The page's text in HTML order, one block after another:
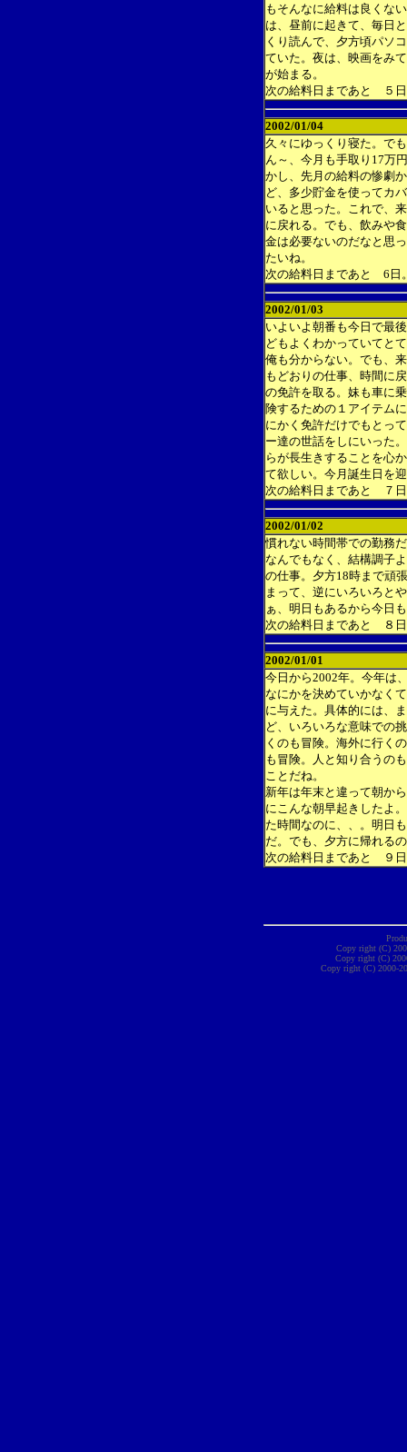
もそんなに給料は良くな
は、昼前に起きて、毎日
くり読んで、夕方頃パソ
ていた。夜は、映画をみ
が始まる。
次の給料日まであと ５
2002/01/04
久々にゆっくり寝た。で
ん～、今月も手取り17万
かし、先月の給料の惨劇
ど、多少貯金を使ってカ
いると思った。これで、
に戻れる。でも、飲みや
金は必要ないのだなと思
たいね。
次の給料日まであと 6日
2002/01/03
いよいよ朝番も今日で最
どもよくわかっていてと
俺も分からない。でも、
もどおりの仕事、時間に
の免許を取る。妹も車に
険するための１アイテム
にかく免許だけでもとっ
ー達の世話をしにいった
らが長生きすることを心
て欲しい。今月誕生日を
次の給料日まであと ７
2002/01/02
慣れない時間帯での勤務
なんでもなく、結構調子
の仕事。夕方18時まで頑
まって、逆にいろいろと
ぁ、明日もあるから今日
次の給料日まであと ８
2002/01/01
今日から2002年。今年は
なにかを決めていかなく
に与えた。具体的には、
ど、いろいろな意味での
くのも冒険。海外に行く
も冒険。人と知り合うの
ことだね。
新年は年末と違って朝か
にこんな朝早起きしたよ
た時間なのに、、。明日
だ。でも、夕方に帰れる
次の給料日まであと ９
Copy right (C)
Copy right (C)
Copy right (C) 2000-